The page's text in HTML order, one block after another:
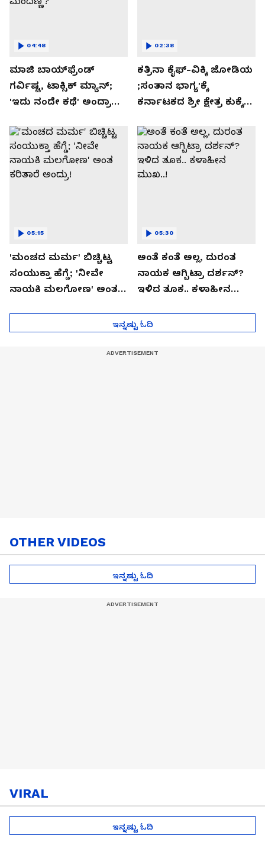
ಮಾಜಿ ಬಾಯ್‌ಫ್ರೆಂಡ್
ಗರ್ವಿಷ್ಟ, ಟಾಕ್ಸಿಕ್ ಮ್ಯಾನ್;
'ಇದು ನಂದೇ ಕಥೆ' ಅಂದ್ರಾ
ಮಂದಣ್ಣ?
04:48
ಕತ್ರಿನಾ ಕೈಫ್-ವಿಕ್ಕಿ ಜೋಡಿಯ
;ಸಂತಾನ ಭಾಗ್ಯ'ಕ್ಕೆ
ಕರ್ನಾಟಕದ ಶ್ರೀ ಕ್ಷೇತ್ರ ಕುಕ್ಕೆ
02:38
'ಮಂಚದ ಮರ್ಮ' ಬಿಚ್ಚಿಟ್ಟ
ಸಂಯುಕ್ತಾ ಹೆಗ್ಡೆ; 'ನೀವೇ
ನಾಯಕಿ ಮಲಗೋಣ' ಅಂತ
05:15
ಅಂತೆ ಕಂತೆ ಅಲ್ಲ, ದುರಂತ
ನಾಯಕ ಆಗ್ಬಿಟ್ರಾ ದರ್ಶನ್?
ಇಳಿದ ತೂಕ.. ಕಳಾಹೀನ
05:30
ಇನ್ನಷ್ಟು ಓದಿ
OTHER VIDEOS
ಇನ್ನಷ್ಟು ಓದಿ
VIRAL
ಇನ್ನಷ್ಟು ಓದಿ